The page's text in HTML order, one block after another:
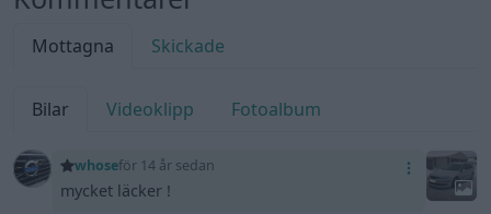
Mottagna Skickade
Bilar Videoklipp Fotoalbum
whoseför 14 år sedan
mycket läcker !